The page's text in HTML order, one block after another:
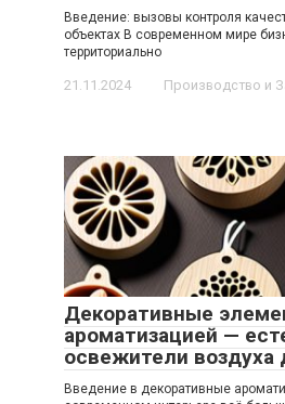
Введение: вызовы контроля
объектах В современном мире
территориально
21.11.2024 Производство и
Декоративные
ароматизацией —
освежители воздуха
Введение в декоративные